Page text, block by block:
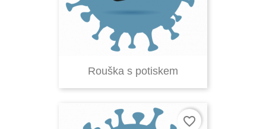
Rouška s potiskem
favorite_border